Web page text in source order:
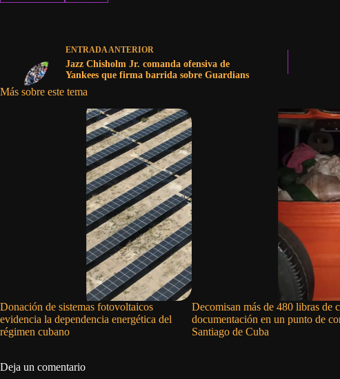
ENTRADA ANTERIOR
Jazz Chisholm Jr. comanda ofensiva de
Yankees que firma barrida sobre Guardians
Más sobre este tema
Donación de sistemas fotovoltaicos
evidencia la dependencia energética del
régimen cubano
Decomisan más de 480 libras de
documentación en un punto de
Santiago de Cuba
Deja un comentario